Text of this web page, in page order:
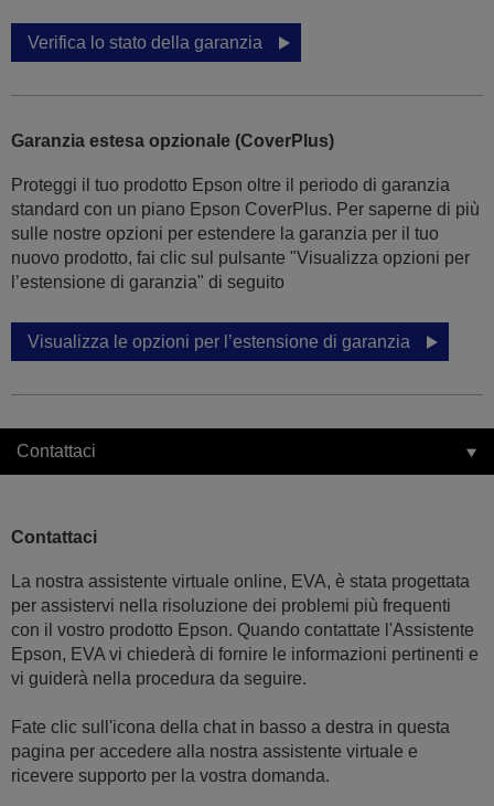
Verifica lo stato della garanzia
Garanzia estesa opzionale (CoverPlus)
Proteggi il tuo prodotto Epson oltre il periodo di garanzia
standard con un piano Epson CoverPlus. Per saperne di più
sulle nostre opzioni per estendere la garanzia per il tuo
nuovo prodotto, fai clic sul pulsante "Visualizza opzioni per
l’estensione di garanzia" di seguito
Visualizza le opzioni per l’estensione di garanzia
Contattaci
Contattaci
La nostra assistente virtuale online, EVA, è stata progettata
per assistervi nella risoluzione dei problemi più frequenti
con il vostro prodotto Epson. Quando contattate l'Assistente
Epson, EVA vi chiederà di fornire le informazioni pertinenti e
vi guiderà nella procedura da seguire.
Fate clic sull'icona della chat in basso a destra in questa
pagina per accedere alla nostra assistente virtuale e
ricevere supporto per la vostra domanda.